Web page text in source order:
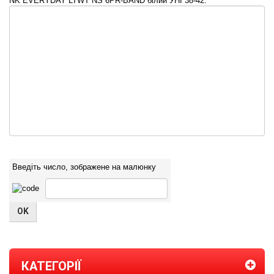
Введіть число, зображене на малюнку
КАТЕГОРІЇ